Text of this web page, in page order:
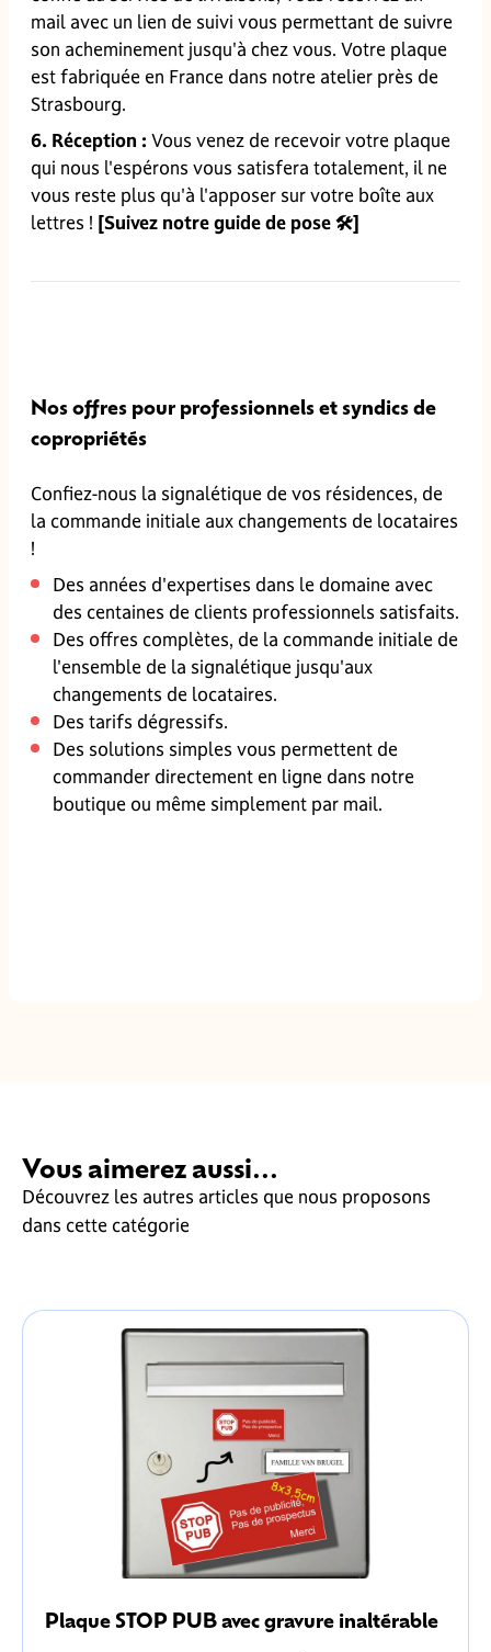
mail avec un lien de suivi vous permettant de suivre
son acheminement jusqu'à chez vous. Votre plaque
est fabriquée en France dans notre atelier près de
Strasbourg.
6. Réception : Vous venez de recevoir votre plaque
qui nous l'espérons vous satisfera totalement, il ne
vous reste plus qu'à l'apposer sur votre boîte aux
lettres ! [Suivez notre guide de pose 🛠️]
Nos offres pour professionnels et syndics de
copropriétés
Confiez-nous la signalétique de vos résidences, de
la commande initiale aux changements de locataires
!
Des années d'expertises dans le domaine avec
des centaines de clients professionnels satisfaits.
Des offres complètes, de la commande initiale de
l'ensemble de la signalétique jusqu'aux
changements de locataires.
Des tarifs dégressifs.
Des solutions simples vous permettent de
commander directement en ligne dans notre
boutique ou même simplement par mail.
Vous aimerez aussi...
Découvrez les autres articles que nous proposons
dans cette catégorie
Plaque STOP PUB avec gravure inaltérable